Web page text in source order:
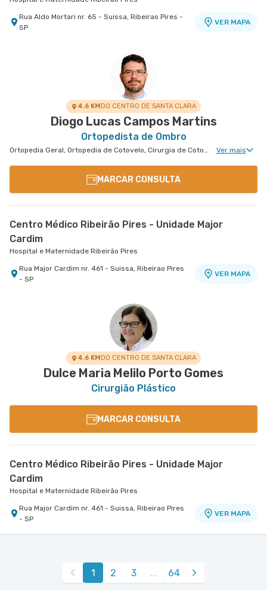
Rua Aldo Mortari nr. 65 - Suissa, Ribeirao Pires -
SP
VER MAPA
4.6 KMDO CENTRO DE SANTA CLARA
Diogo Lucas Campos Martins
Ortopedista de Ombro
Ortopedia Geral, Ortopedia de Cotovelo, Cirurgia de Cotovelo, Cirurgia de Ombro Ver mais
MARCAR CONSULTA
Centro Médico Ribeirão Pires - Unidade Major
Cardim
Hospital e Maternidade Ribeirão Pires
Rua Major Cardim nr. 461 - Suissa, Ribeirao Pires
- SP
VER MAPA
4.6 KMDO CENTRO DE SANTA CLARA
Dulce Maria Melilo Porto Gomes
Cirurgião Plástico
MARCAR CONSULTA
Centro Médico Ribeirão Pires - Unidade Major
Cardim
Hospital e Maternidade Ribeirão Pires
Rua Major Cardim nr. 461 - Suissa, Ribeirao Pires
- SP
VER MAPA
1 2 3 ... 64